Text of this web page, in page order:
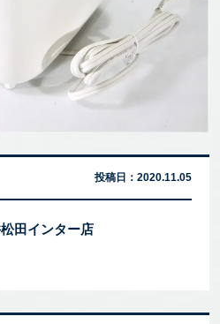
投稿日： 2020.11.05
田インター店